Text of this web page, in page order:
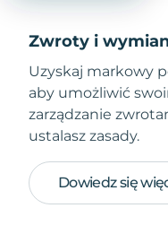
Zwroty i
Uzyskaj markowy
aby umożliwić
zarządzanie
ustalasz zasady.
Dowiedz się